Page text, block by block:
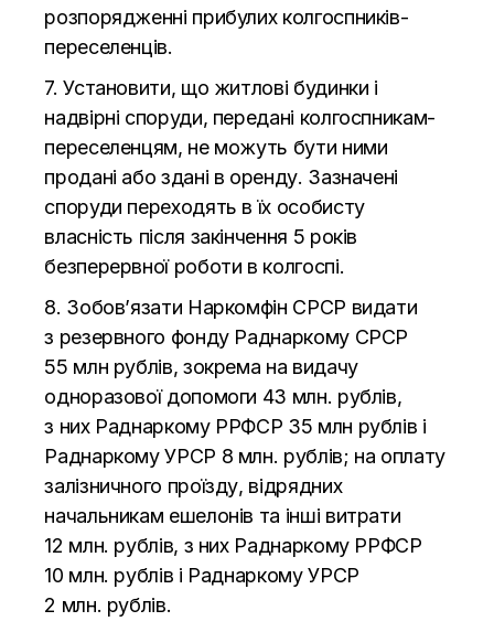
розпорядженні прибулих колгоспників-
переселенців.
7. Установити, що житлові будинки і
надвірні споруди, передані колгоспникам-
переселенцям, не можуть бути ними
продані або здані в оренду. Зазначені
споруди переходять в їх особисту
власність після закінчення 5 років
безперервної роботи в колгоспі.
8. Зобов’язати Наркомфін СРСР видати
з резервного фонду Раднаркому СРСР
55 млн рублів, зокрема на видачу
одноразової допомоги 43 млн. рублів,
з них Раднаркому РРФСР 35 млн рублів і
Раднаркому УРСР 8 млн. рублів; на оплату
залізничного проїзду, відрядних
начальникам ешелонів та інші витрати
12 млн. рублів, з них Раднаркому РРФСР
10 млн. рублів і Раднаркому УРСР
2 млн. рублів.